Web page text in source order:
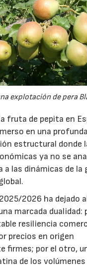
explotación de pera
fruta de pepita en
en una profunda
estructural donde
ya no se
a las dinámicas de la
2026 ha dejado
marcada dualidad:
resiliencia
precios en origen
firmes; por el otro,
de los volúmenes